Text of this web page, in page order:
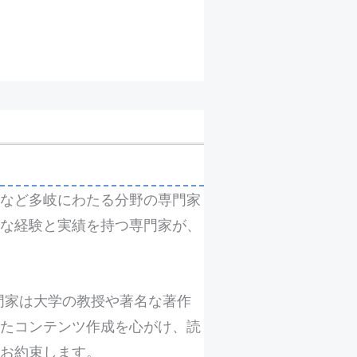
ど多岐にわたる分野の専門家
経験と実績を持つ専門家が、
は大学の教授や著名な著作
コンテンツ作成を心がけ、読
約束します。